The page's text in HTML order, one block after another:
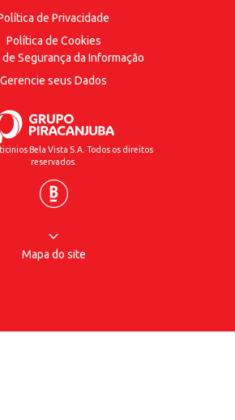
de Privacidade
Política de Cookies
Segurança da Informação
Gerencie seus Dados
Bela Vista S.A. Todos os direitos
reservados.
Mapa do site